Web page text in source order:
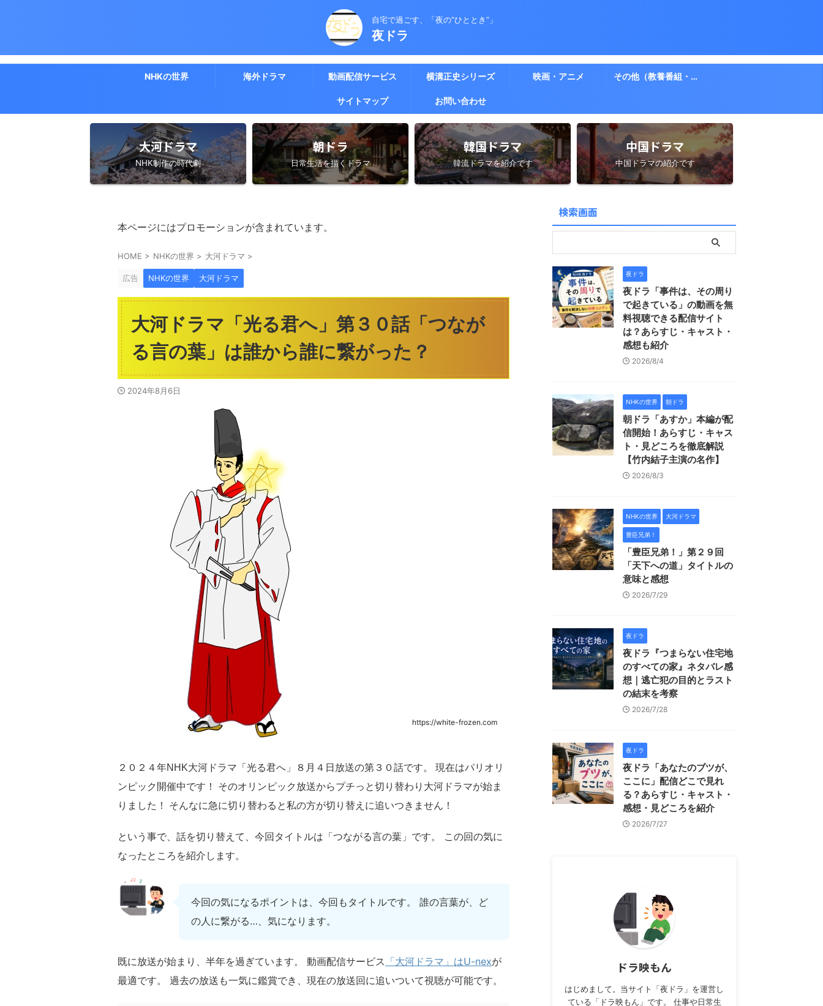
自宅で過ごす、「夜の”ひととき”」
夜ドラ
NHKの世界 海外ドラマ 動画配信サービス 横溝正史シリーズ 映画・アニメ その他（教養番組・ドキュメント）
サイトマップ お問い合わせ
大河ドラマ
NHK制作の時代劇
朝ドラ
日常生活を描くドラマ
韓国ドラマ
韓流ドラマを紹介です
中国ドラマ
中国ドラマの紹介です
本ページにはプロモーションが含まれています。
HOME > NHKの世界 > 大河ドラマ >
広告 NHKの世界 大河ドラマ
大河ドラマ「光る君へ」第３０話「つなが
る言の葉」は誰から誰に繋がった？
2024年8月6日
https://white-frozen.com
２０２４年NHK大河ドラマ「光る君へ」８ 月４日放送の第３０話です。 現在はパリオリ
ンピック開催中です！ そのオリンピック放送からプチっと切り替わり大河ドラマが始ま
りました！ そんなに急に切り替わると私の方が切り替えに追いつきません！
という事で、話を切り替えて、今回タイトルは「つながる言の葉」です。 この回の気に
なったところを紹介します。
今回の気になるポイントは、今回もタイトルです。 誰の言葉が、ど
の人に繋がる…、気になります。
既に放送が始まり、半年を過ぎています。 動画配信サービス 「大河ドラマ」はU-nexが
最適です。 過去の放送も一気に鑑賞でき、現在の放送回に追いついて視聴が可能です。
検索画面
夜ドラ
夜ドラ「事件は、その周り
で起きている」の動画を無
料視聴できる配信サイト
は？あらすじ・キャスト・
感想も紹介
2026/8/4
NHKの世界 朝ドラ
朝ドラ「あすか」本編が配
信開始！あらすじ・キャス
ト・見どころを徹底解説
【竹内結子主演の名作】
2026/8/3
NHKの世界 大河ドラマ
豊臣兄弟！
「豊臣兄弟！」第２９回
「天下への道」タイトルの
意味と感想
2026/7/29
夜ドラ
夜ドラ『つまらない住宅地
のすべての家』ネタバレ感
想｜逃亡犯の目的とラスト
の結末を考察
2026/7/28
夜ドラ
夜ドラ「あなたのブツが、
ここに」配信どこで見れ
る？あらすじ・キャスト・
感想・見どころを紹介
2026/7/27
ドラ映もん
はじめまして。当サイト「夜ドラ」を運営し
ている「ドラ映もん」です。 仕事や日常生